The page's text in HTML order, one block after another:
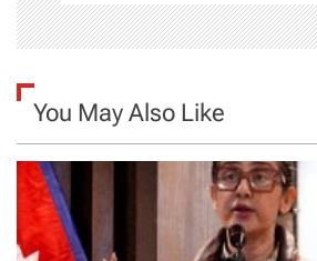
You May Also Like